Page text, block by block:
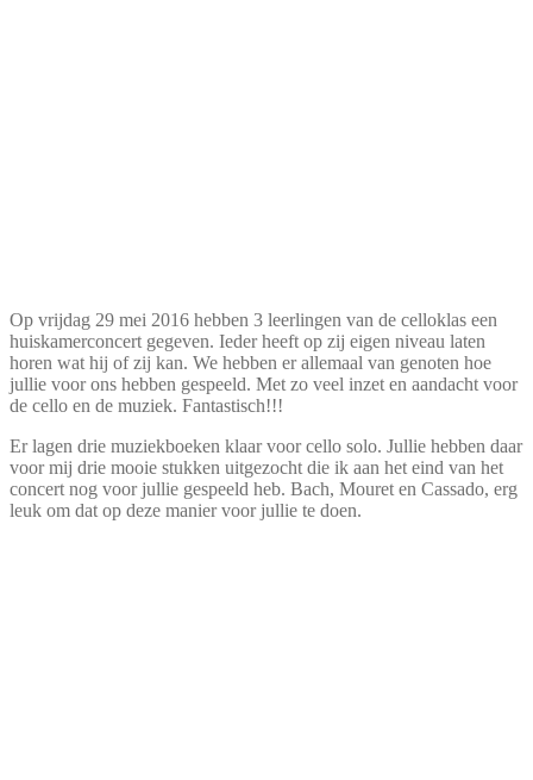
Op vrijdag 29 mei 2016 hebben 3 leerlingen van de celloklas een
huiskamerconcert gegeven. Ieder heeft op zij eigen niveau laten
horen wat hij of zij kan. We hebben er allemaal van genoten hoe
jullie voor ons hebben gespeeld. Met zo veel inzet en aandacht voor
de cello en de muziek. Fantastisch!!!
Er lagen drie muziekboeken klaar voor cello solo. Jullie hebben daar
voor mij drie mooie stukken uitgezocht die ik aan het eind van het
concert nog voor jullie gespeeld heb. Bach, Mouret en Cassado, erg
leuk om dat op deze manier voor jullie te doen.